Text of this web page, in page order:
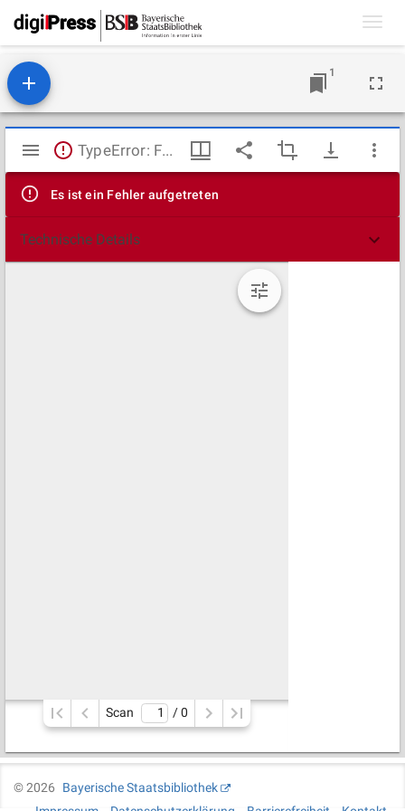
1
Mirador
Viewer
TypeError: Failed to fetch
Es ist ein Fehler aufgetreten
Technische Details
Scan / 0
©2026
Bayerische Staatsbibliothek